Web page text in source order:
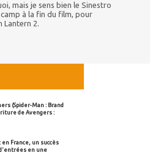
mais je sens bien le Sinestro
à la fin du film, pour
Lantern 2.
(Spider-Man : Brand
de Avengers :
en France, un succès
en une